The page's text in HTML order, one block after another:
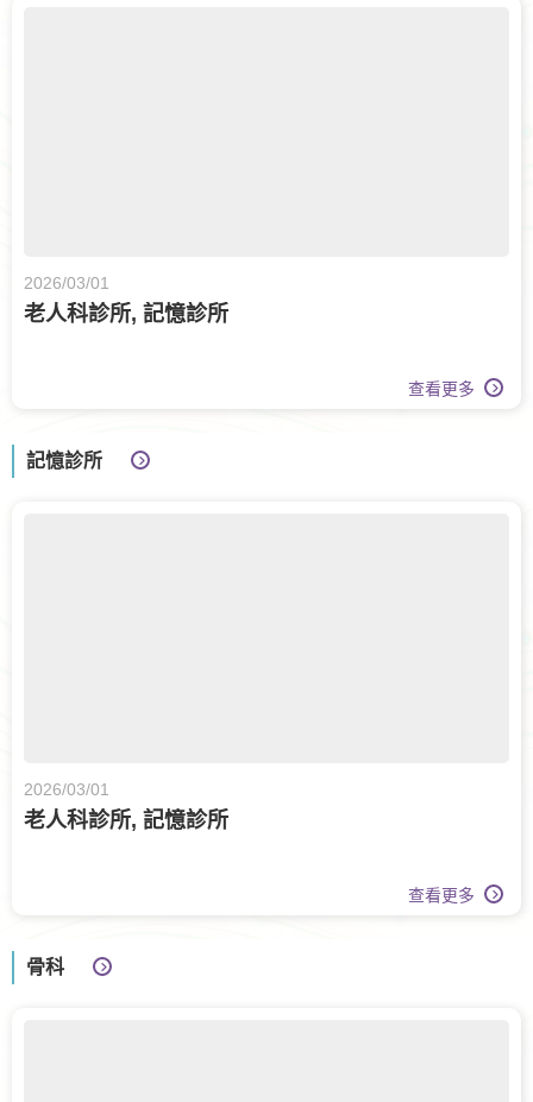
2026/03/01
老人科診所, 記憶診所
查看更多
記憶診所
2026/03/01
老人科診所, 記憶診所
查看更多
骨科